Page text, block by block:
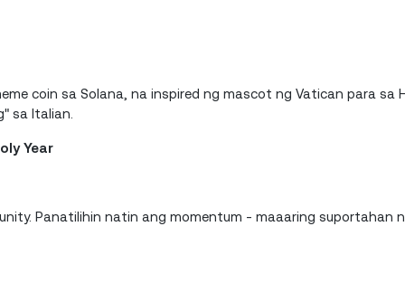
coin sa Solana, na inspired ng mascot ng Vatican para sa
sa Italian.
Year
Panatilihin natin ang momentum - maaaring suportahan